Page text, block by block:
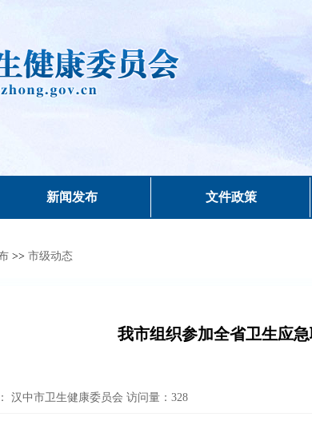
新闻发布 文件政策
>> 市级动态
我市组织参加全省卫生应
汉中市卫生健康委员会 访问量： 328